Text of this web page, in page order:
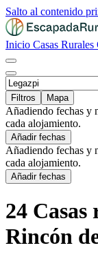
Salto al contenido
Inicio Casas Rurales
Filtros
Mapa
Añadiendo fechas y
cada alojamiento.
Añadir fechas
Añadiendo fechas y
cada alojamiento.
Añadir fechas
24
Rincón